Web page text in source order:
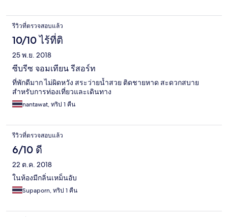
รีวิวที่ตรวจสอบแล้ว
10/10 ไร้ที่ติ
25 พ.ย. 2018
ซีบรีซ จอมเทียน​ รีสอร์ท
ที่พักดีมาก​ ไม่ผิดหวัง​ สระว่ายน้ำสวย​ ติดชายหาด​ สะดวกสบาย​
สำหรับการท่องเที่ยวและเดินทาง
nantawat, ทริป 1 คืน
รีวิวที่ตรวจสอบแล้ว
6/10 ดี
22 ต.ค. 2018
ในห้องมีกลิ่นเหม็นอับ
Supaporn, ทริป 1 คืน